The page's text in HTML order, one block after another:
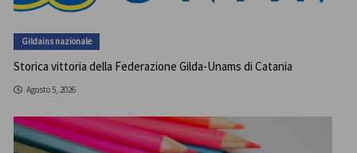
Gildains nazionale
Storica vittoria della Federazione Gilda-Unams di Catania
Agosto 5, 2026